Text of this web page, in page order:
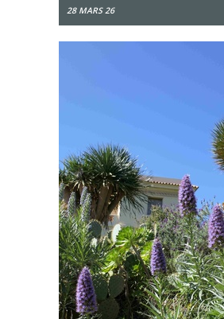
28 MARS 26